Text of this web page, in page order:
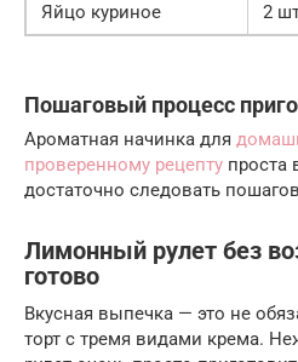
Яйцо куриное
2
Пошаговый процесс
Ароматная начинка для
проверенному рецепту проста
достаточно следовать
Лимонный рулет без
готово
Вкусная выпечка — это не
торт с тремя видами крема.